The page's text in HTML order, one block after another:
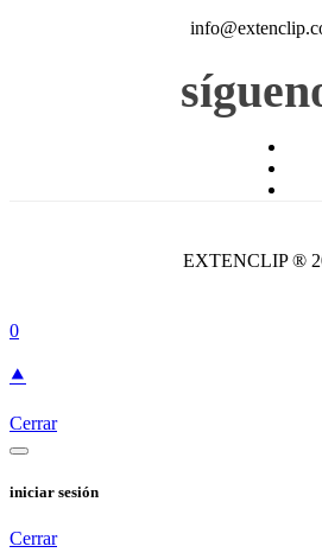
EXTENCLIP ®
0
⯅
Cerrar
iniciar sesión
Cerrar